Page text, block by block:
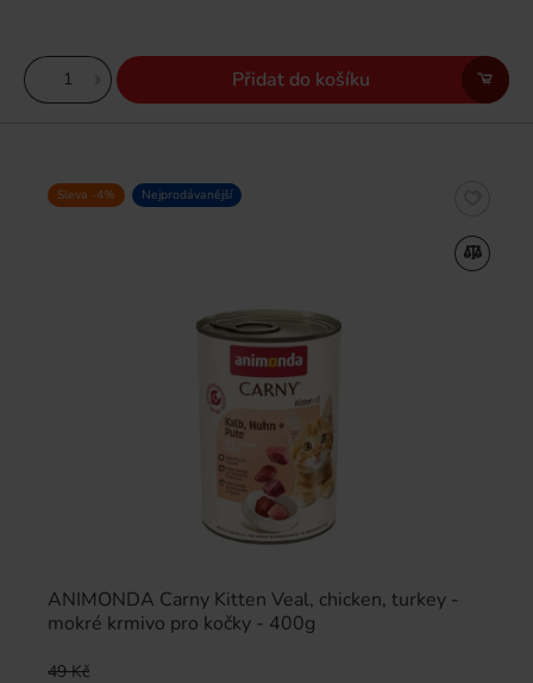
Přidat do košíku
ANIMONDA Carny Kitten Veal, chicken, turkey -
mokré krmivo pro kočky - 400g
49 Kč
Sleva -4% Nejprodávanější